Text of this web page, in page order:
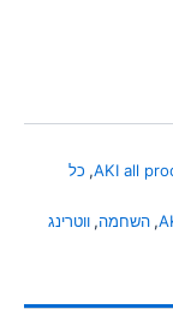
AKI all
, כל
, השחמה, ווטרינג